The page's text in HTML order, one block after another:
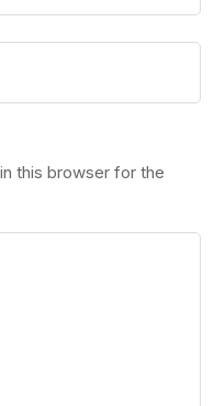
this browser for the